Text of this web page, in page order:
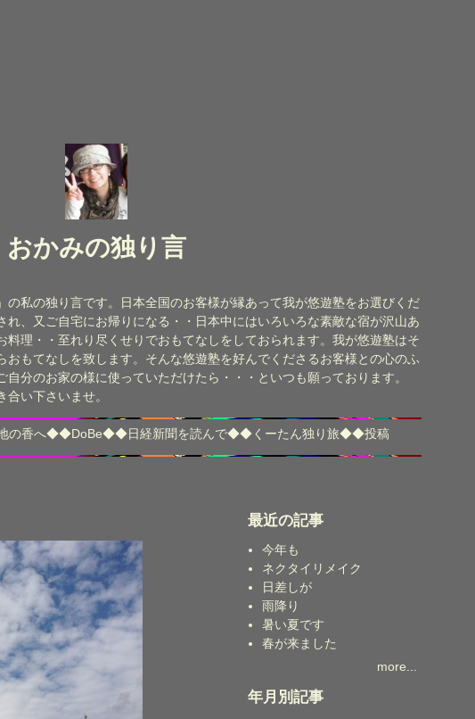
おかみの独り言
の私の独り言です。日本全国のお客様が縁あって我が悠遊塾をお選びくだ
れ、又ご自宅にお帰りになる・・日本中にはいろいろな素敵な宿が沢山あ
料理・・至れり尽くせりでおもてなしをしておられます。我が悠遊塾はそ
おもてなしを致します。そんな悠遊塾を好んでくださるお客様との心のふ
分のお家の様に使っていただけたら・・・といつも願っております。
い下さいませ。
の香へ◆◆DoBe◆◆日経新聞を読んで◆◆ くーたん独り旅◆◆投稿
最近の記事
今年も
ネクタイリメイク
日差しが
雨降り
暑い夏です
春が来ました
more...
年月別記事